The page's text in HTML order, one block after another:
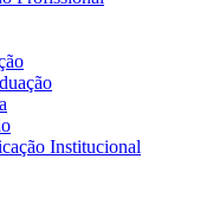
Institucional